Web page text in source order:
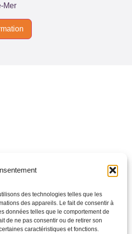
des technologies telles que les
des appareils. Le fait de consentir à
données telles que le comportement de
de ne pas consentir ou de retirer son
caractéristiques et fonctions.
Mer